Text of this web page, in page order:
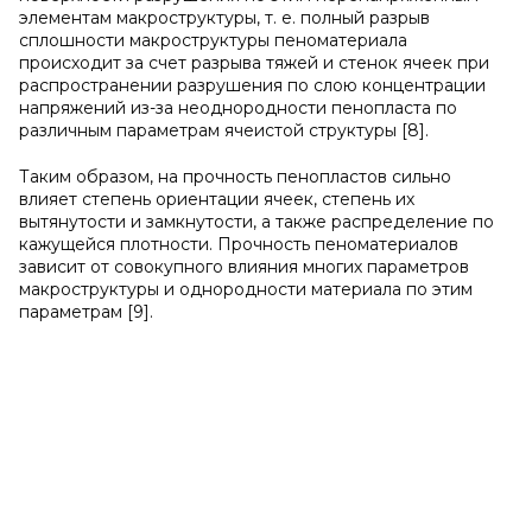
элементам макроструктуры, т. е. полный разрыв
сплошности макроструктуры пеноматериала
происходит за счет разрыва тяжей и стенок ячеек при
распространении разрушения по слою концентрации
напряжений из-за неоднородности пенопласта по
различным параметрам ячеистой структуры [8].
Таким образом, на прочность пенопластов сильно
влияет степень ориентации ячеек, степень их
вытянутости и замкнутости, а также распределение по
кажущейся плотности. Прочность пеноматериалов
зависит от совокупного влияния многих параметров
макроструктуры и однородности материала по этим
параметрам [9].